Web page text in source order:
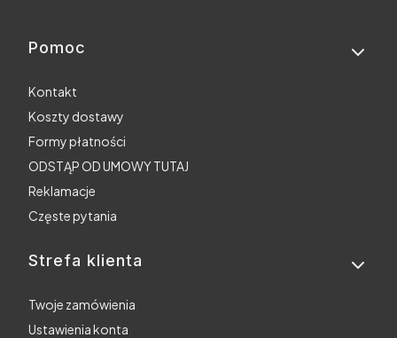
Linki w stopce
Pomoc
Kontakt
Koszty dostawy
Formy płatności
ODSTĄP OD UMOWY TUTAJ
Reklamacje
Częste pytania
Strefa klienta
Twoje zamówienia
Ustawienia konta